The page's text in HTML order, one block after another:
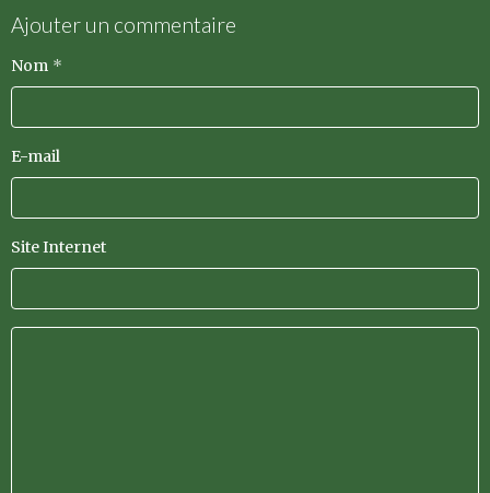
Ajouter un commentaire
Nom
E-mail
Site Internet